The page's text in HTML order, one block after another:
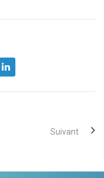
Suivant